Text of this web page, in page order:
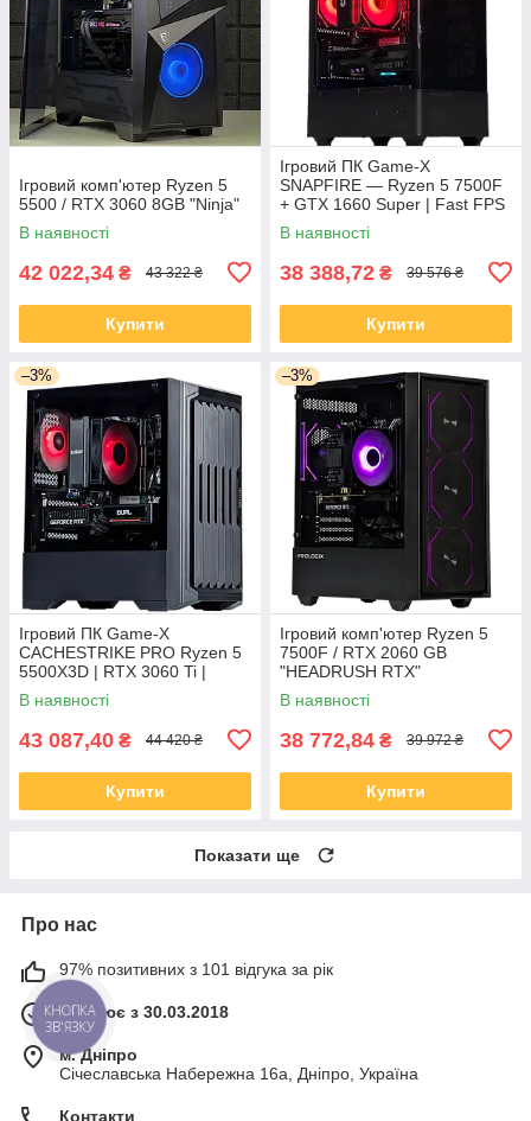
Ігровий комп'ютер Ryzen 5
5500 / RTX 3060 8GB "Ninja"
В наявності
42 022,34 ₴ 43 322 ₴
Купити
Ігровий ПК Game-X
SNAPFIRE — Ryzen 5 7500F
+ GTX 1660 Super | Fast FPS
Build
В наявності
38 388,72 ₴ 39 576 ₴
Купити
–3%
Ігровий ПК Game-X
CACHESTRIKE PRO Ryzen 5
5500X3D | RTX 3060 Ti |
16GB DDR4 | NVMe SSD
В наявності
43 087,40 ₴ 44 420 ₴
Купити
–3%
Ігровий комп'ютер Ryzen 5
7500F / RTX 2060 GB
"HEADRUSH RTX"
В наявності
38 772,84 ₴ 39 972 ₴
Купити
Показати ще
Про нас
97% позитивних з 101 відгука за рік
Працює з 30.03.2018
м. Дніпро
Січеславська Набережна 16а, Дніпро, Україна
Контакти
КНОПКА
ЗВ'ЯЗКУ